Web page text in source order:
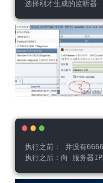
选择刚才生成的监听器
执行之前： 并没有
执行之后：向 服务器